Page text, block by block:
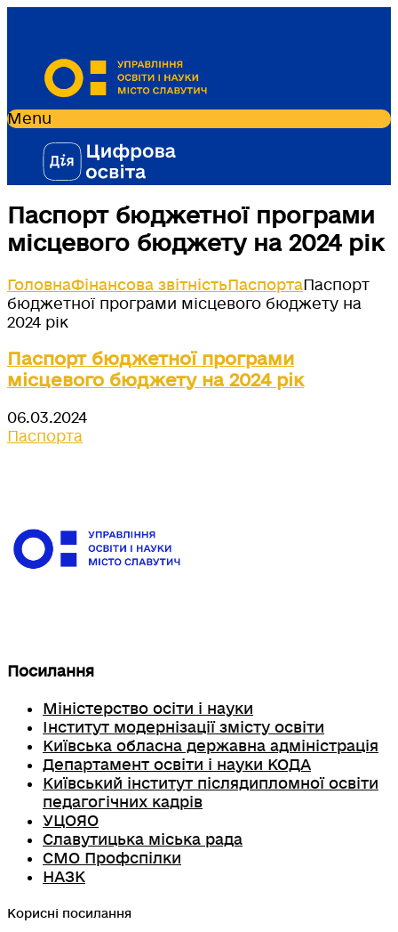
Menu
Паспорт бюджетної програми
місцевого бюджету на 2024 рік
ГоловнаФінансова звітністьПаспортаПаспорт
бюджетної програми місцевого бюджету на
2024 рік
Паспорт бюджетної програми
місцевого бюджету на 2024 рік
06.03.2024
Паспорта
Посилання
Міністерство осіти і науки
Інститут модернізації змісту освіти
Київська обласна державна адміністрація
Департамент освіти і науки КОДА
Київський інститут післядипломної освіти
педагогічних кадрів
УЦОЯО
Славутицька міська рада
СМО Профспілки
НАЗК
Корисні посилання